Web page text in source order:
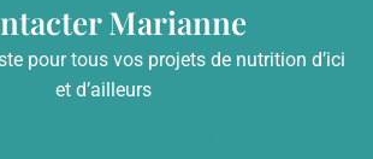
Marianne
pour tous vos projets de nutrition d’ici
et d’ailleurs